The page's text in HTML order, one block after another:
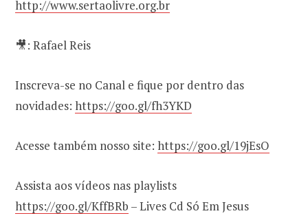
http://www.sertaolivre.org.br
🎥: Rafael Reis
Inscreva-se no Canal e fique por dentro das
novidades: https://goo.gl/fh3YKD
Acesse também nosso site: https://goo.gl/19jEsO
Assista aos vídeos nas playlists
https://goo.gl/KffBRb – Lives Cd Só Em Jesus